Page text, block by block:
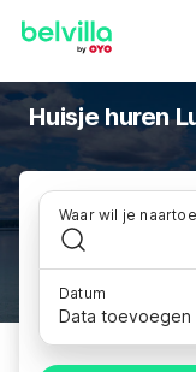
Huisje huren
Waar wil je
Datum
Data toevoegen